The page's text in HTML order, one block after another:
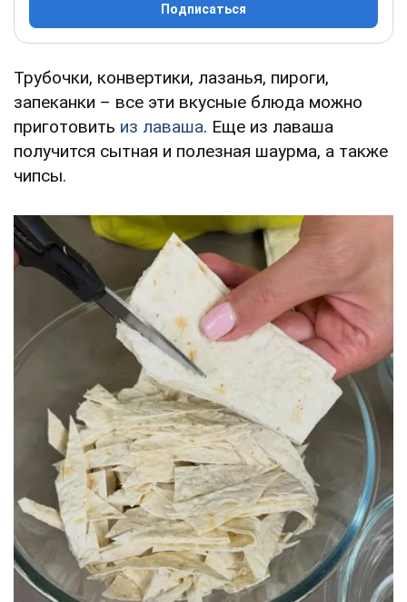
Подписаться
Трубочки, конвертики, лазанья, пироги,
запеканки – все эти вкусные блюда можно
приготовить из лаваша. Еще из лаваша
получится сытная и полезная шаурма, а также
чипсы.